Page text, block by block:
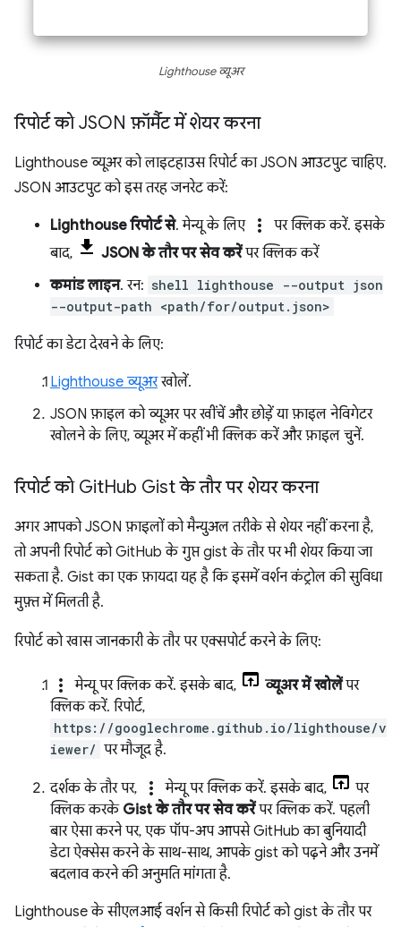
Lighthouse व्यूअर
रिपोर्ट को JSON फ़ॉर्मैट में शेयर करना
Lighthouse व्यूअर को लाइटहाउस रिपोर्ट का JSON आउटपुट चाहिए.
JSON आउटपुट को इस तरह जनरेट करें:
Lighthouse रिपोर्ट से. मेन्यू के लिए more_vert
पर क्लिक करें. इसके
बाद,
JSON के तौर पर सेव करेंपर क्लिक करें
कमांड लाइन. रन: shell lighthouse --output json
--output-path <path/for/output.json>
रिपोर्ट का डेटा देखने के लिए:
Lighthouse व्यूअरखोलें.
JSON फ़ाइल को व्यूअर पर खींचें और छोड़ें या फ़ाइल नेविगेटर
खोलने के लिए, व्यूअर में कहीं भी क्लिक करें और फ़ाइल चुनें.
रिपोर्ट को GitHub Gist के तौर पर शेयर करना
अगर आपको JSON फ़ाइलों को मैन्युअल तरीके से शेयर नहीं करना है,
तो अपनी रिपोर्ट को GitHub के गुप्त gist के तौर पर भी शेयर किया जा
सकता है. Gist का एक फ़ायदा यह है कि इसमें वर्शन कंट्रोल की सुविधा
मुफ़्त में मिलती है.
रिपोर्ट को खास जानकारी के तौर पर एक्सपोर्ट करने के लिए:
more_vert मेन्यू पर क्लिक करें. इसके बाद, व्यूअर में खोलेंपर
क्लिक करें. रिपोर्ट,
https://googlechrome.github.io/lighthouse/v
iewer/ पर मौजूद है.
दर्शक के तौर पर, more_vert मेन्यू पर क्लिक करें. इसके बाद,
पर
क्लिक करके Gist के तौर पर सेव करेंपर क्लिक करें. पहली
बार ऐसा करने पर, एक पॉप-अप आपसे GitHub का बुनियादी
डेटा ऐक्सेस करने के साथ-साथ, आपके gist को पढ़ने और उनमें
बदलाव करने की अनुमति मांगता है.
Lighthouse के सीएलआई वर्शन से किसी रिपोर्ट को gist के तौर पर